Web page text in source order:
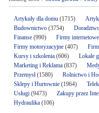
Artykuły dla domu(1715)
Budownictwo(3754)
Finanse(990) Firmy internetowe
Firmy motoryzacyjne(407)
Kursy i szkolenia(606) Lokale
Marketing i Reklama(837)
Przemysł(1580) Rolnictwo i
Sklepy i Hurtownie(1964)
Usługi(9473) Zakupy przez
Hydraulika(106)